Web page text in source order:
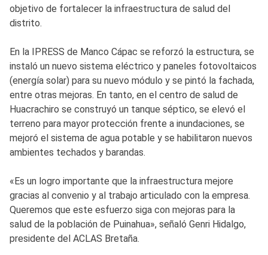
objetivo de fortalecer la infraestructura de salud del
distrito.
En la IPRESS de Manco Cápac se reforzó la estructura, se
instaló un nuevo sistema eléctrico y paneles fotovoltaicos
(energía solar) para su nuevo módulo y se pintó la fachada,
entre otras mejoras. En tanto, en el centro de salud de
Huacrachiro se construyó un tanque séptico, se elevó el
terreno para mayor protección frente a inundaciones, se
mejoró el sistema de agua potable y se habilitaron nuevos
ambientes techados y barandas.
«Es un logro importante que la infraestructura mejore
gracias al convenio y al trabajo articulado con la empresa.
Queremos que este esfuerzo siga con mejoras para la
salud de la población de Puinahua», señaló Genri Hidalgo,
presidente del ACLAS Bretaña.